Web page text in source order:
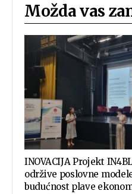
Možda vas
INOVACIJA Projekt
održive poslovne
budućnost plave